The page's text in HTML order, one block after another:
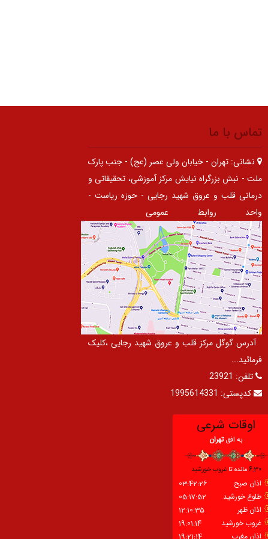
تماس با ما
نشانی: تهران - خیابان ولی عصر (عج) - جنب پارک
ملت - نبش بزرگراه نیایش مرکز آموزشی، تحقیقاتی و
درمانی قلب و عروق شهید رجایی - حوزه ریاست -
واحد روابط عمومی
آدرس گوگل مرکز قلب و عروق شهید رجایی ،کلیک
فرمائید...
تلفن: 23921
کدپستی: 1995614331